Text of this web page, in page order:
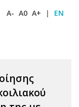
A- A0 A+ | EN